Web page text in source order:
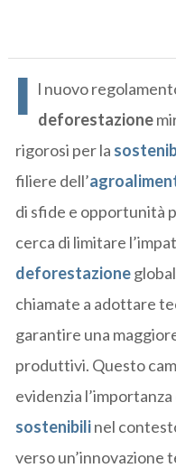
I l nuovo
deforestazione
rigorosi per la
filiere dell’
di sfide e opportunità
cerca di limitare
deforestazione
chiamate a adottare
garantire una
produttivi. Questo
evidenzia
sostenibilinel
verso un’innovazione